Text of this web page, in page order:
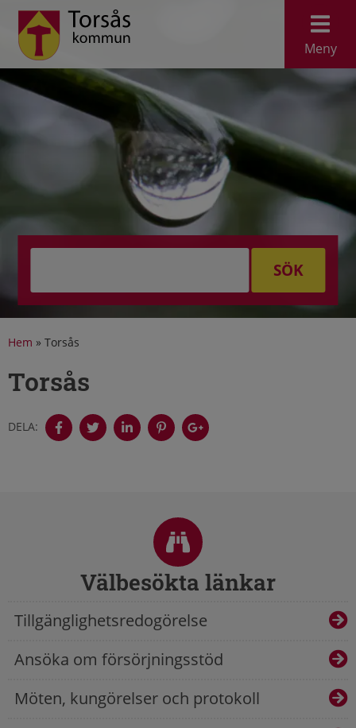
Meny
SÖK
Hem » Torsås
Torsås
DELA:
Välbesökta länkar
Tillgänglighetsredogörelse
Ansöka om försörjningsstöd
Möten, kungörelser och protokoll